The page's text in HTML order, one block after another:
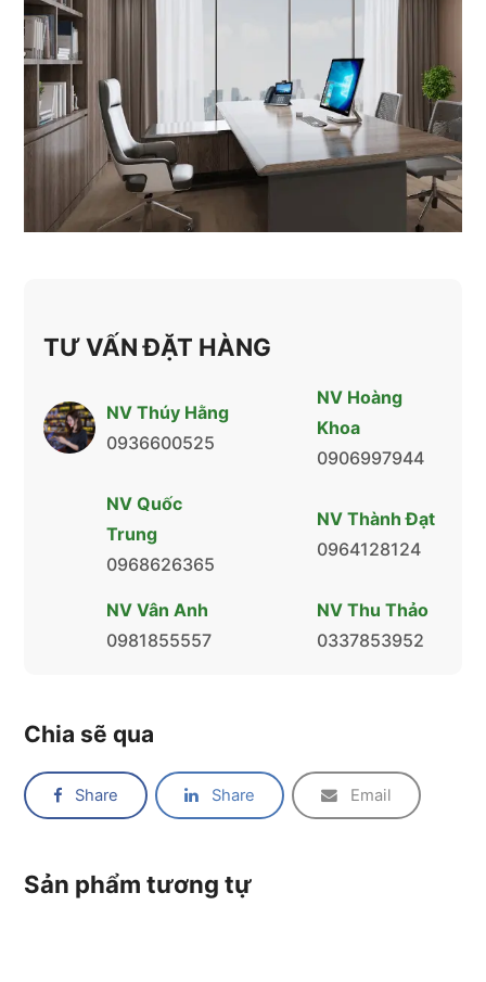
TƯ VẤN ĐẶT HÀNG
NV Thúy Hằng
0936600525
NV Hoàng
Khoa
0906997944
NV Quốc
Trung
0968626365
NV Thành Đạt
0964128124
NV Vân Anh
0981855557
NV Thu Thảo
0337853952
Chia sẽ qua
Share Share Email
Sản phẩm tương tự